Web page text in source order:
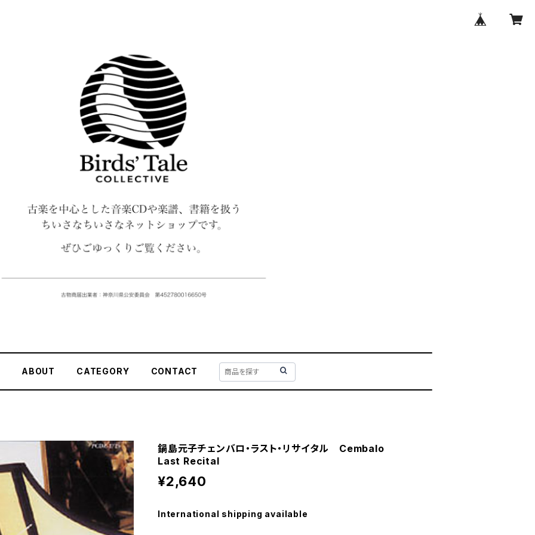
ABOUT CATEGORY CONTACT
鍋島元子チェンバロ・ラスト・リサイタル Cembalo
Last Recital
¥2,640
International shipping available